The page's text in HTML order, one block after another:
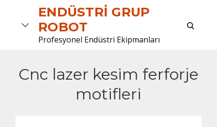
ENDÜSTRI GRUP
ROBOT
Profesyonel Endüstri Ekipmanları
search
Cnc lazer kesim ferforje
motifleri